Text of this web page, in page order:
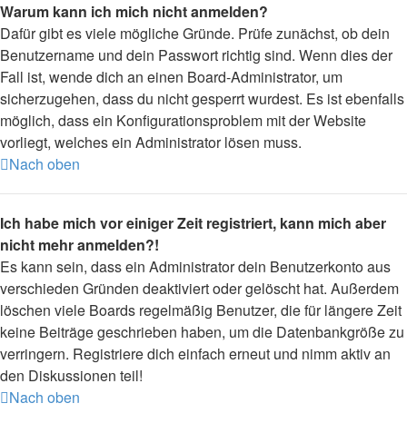
Warum kann ich mich nicht anmelden?
Dafür gibt es viele mögliche Gründe. Prüfe zunächst, ob dein
Benutzername und dein Passwort richtig sind. Wenn dies der
Fall ist, wende dich an einen Board-Administrator, um
sicherzugehen, dass du nicht gesperrt wurdest. Es ist ebenfalls
möglich, dass ein Konfigurationsproblem mit der Website
vorliegt, welches ein Administrator lösen muss.
Nach oben
Ich habe mich vor einiger Zeit registriert, kann mich aber
nicht mehr anmelden?!
Es kann sein, dass ein Administrator dein Benutzerkonto aus
verschieden Gründen deaktiviert oder gelöscht hat. Außerdem
löschen viele Boards regelmäßig Benutzer, die für längere Zeit
keine Beiträge geschrieben haben, um die Datenbankgröße zu
verringern. Registriere dich einfach erneut und nimm aktiv an
den Diskussionen teil!
Nach oben